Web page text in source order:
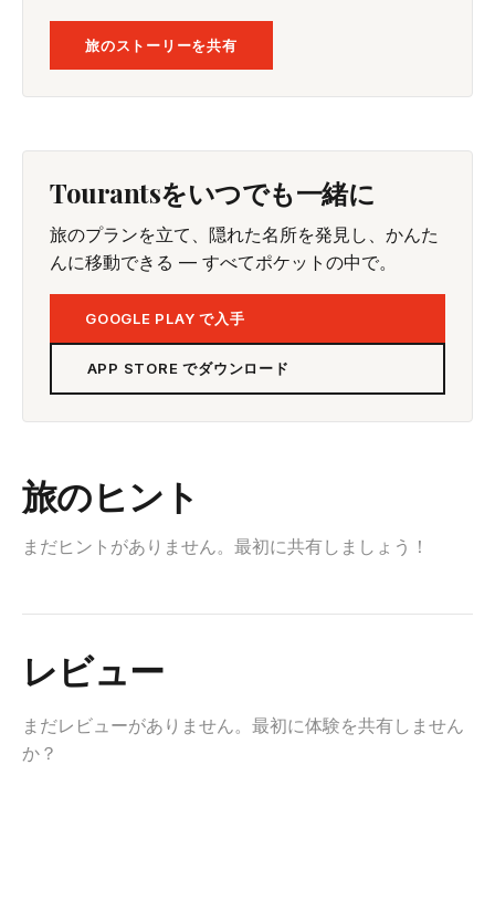
旅のストーリーを共有
Tourantsをいつでも一緒に
旅のプランを立て、隠れた名所を発見し、かんた
んに移動できる — すべてポケットの中で。
GOOGLE PLAY で入手
APP STORE でダウンロード
旅のヒント
まだヒントがありません。最初に共有しましょう！
レビュー
まだレビューがありません。最初に体験を共有しません
か？